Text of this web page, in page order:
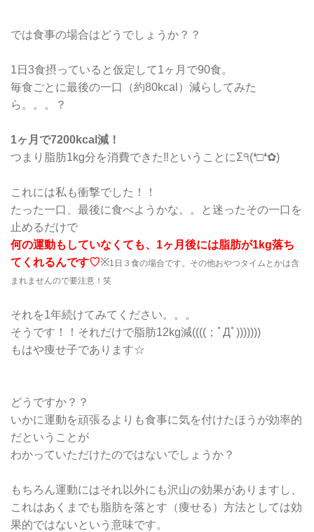
では食事の場合はどうでしょうか？？
1日3食摂っていると仮定して1ヶ月で90食。
毎食ごとに最後の一口（約80kcal）減らしてみた
ら。。。？
1ヶ月で7200kcal減！
つまり脂肪1kg分を消費できた‼︎ということにΣ੧(❛□❛✿)
これには私も衝撃でした！！
たった一口、最後に食べようかな。。と迷ったその一口を
止めるだけで
何の運動もしていなくても、1ヶ月後には脂肪が1kg落ち
てくれるんです♡※1日３食の場合です。その他おやつタイムとかは含
まれませんので要注意！笑
それを1年続けてみてください。。。
そうです！！それだけで脂肪12kg減((((；ﾟДﾟ)))))))
もはや痩せ子であります☆
どうですか？？
いかに運動を頑張るよりも食事に気を付けたほうが効率的
だということが
わかっていただけたのではないでしょうか？
もちろん運動にはそれ以外にも沢山の効果がありますし、
これはあくまでも脂肪を落とす（痩せる）方法としては効
果的ではないという意味です。